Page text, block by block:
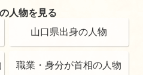
人物を見る
山口県出身の人物
職業・身分が首相の人物